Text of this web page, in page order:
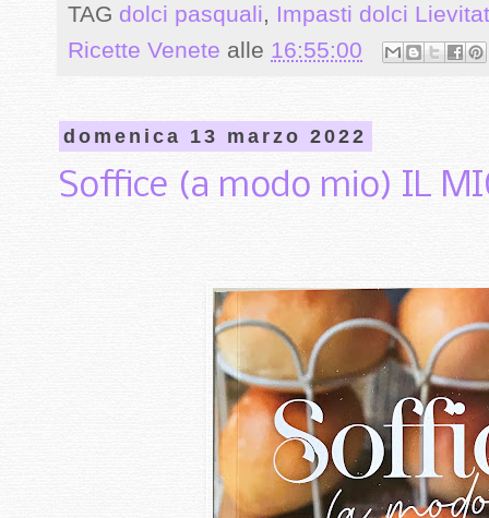
TAG dolci pasquali, Impasti dolci
Ricette Venete alle 16:55:00
domenica 13 marzo 2022
Soffice (a modo mio) IL